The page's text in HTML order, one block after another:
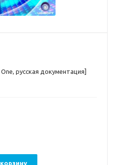
русская документация]